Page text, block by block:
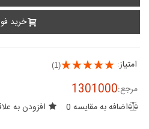
خرید
امتیاز: (1)
مرجع:1301000
اضافه به مقایسه 0 افزودن به